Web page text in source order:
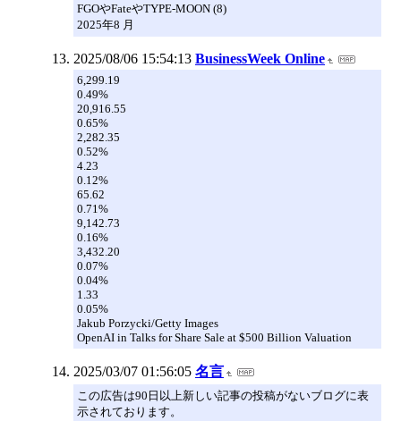
FGOやFateやTYPE-MOON (8)
2025年8 月
2025/08/06 15:54:13 BusinessWeek Online
6,299.19
0.49%
20,916.55
0.65%
2,282.35
0.52%
4.23
0.12%
65.62
0.71%
9,142.73
0.16%
3,432.20
0.07%
0.04%
1.33
0.05%
Jakub Porzycki/Getty Images
OpenAI in Talks for Share Sale at $500 Billion Valuation
2025/03/07 01:56:05 名言
この広告は90日以上新しい記事の投稿がないブログに表
示されております。